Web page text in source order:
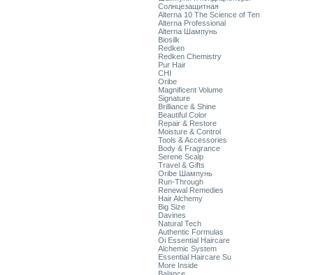
Солнцезащитная
Alterna 10 The Science of Ten
Alterna Professional
Alterna Шампунь
Biosilk
Redken
Redken Chemistry
Pur Hair
CHI
Oribe
Magnificent Volume
Signature
Brilliance & Shine
Beautiful Color
Repair & Restore
Moisture & Control
Tools & Accessories
Body & Fragrance
Serene Scalp
Travel & Gifts
Oribe Шампунь
Run-Through
Renewal Remedies
Hair Alchemy
Big Size
Davines
Natural Tech
Authentic Formulas
Oi Essential Haircare
Alchemic System
Essential Haircare Su
More Inside